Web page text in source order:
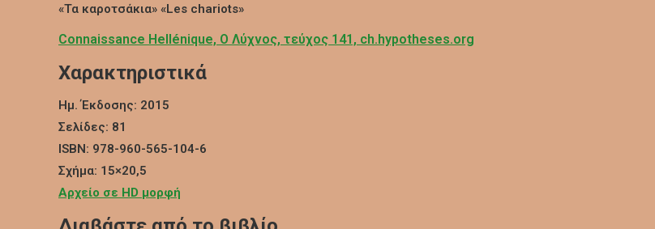
«Τα καροτσάκια» «Les chariots»
Connaissance Hellénique, Ο Λύχνος, τεύχος 141, ch.hypotheses.org
Χαρακτηριστικά
Ημ. Έκδοσης: 2015
Σελίδες: 81
ISBN: 978-960-565-104-6
Σχήμα: 15×20,5
Αρχείο σε HD μορφή